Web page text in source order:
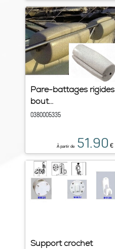
Pare-battages rigides
bout...
0380005335
À partir de 51.90 €
Support crochet